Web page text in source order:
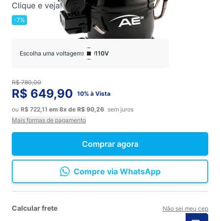
Clique e veja!
-7%
Comprar agora
Escolha uma voltagem: 110V
R$ 649,90 10% à Vista
ou R$ 722,11 em 8x de R$ 90,26 sem juros
Mais formas de pagamento
Compre via WhatsApp
R$ 780,00
Calcular frete Não sei meu cep